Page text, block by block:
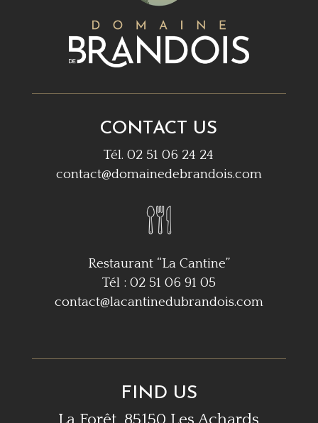
CONTACT US
Tél. 02 51 06 24 24
contact@domainedebrandois.com
Restaurant “La Cantine”
Tél : 02 51 06 91 05
contact@lacantinedubrandois.com
FIND US